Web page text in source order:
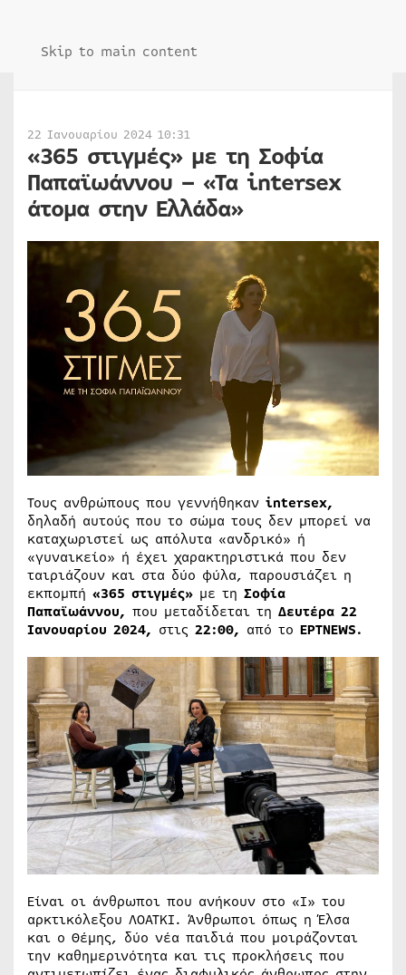
Skip to main content
22 Ιανουαρίου 2024 10:31
«365 στιγμές» με τη Σοφία
Παπαϊωάννου – «Τα intersex
άτομα στην Ελλάδα»
Τους ανθρώπους που γεννήθηκαν intersex,
δηλαδή αυτούς που το σώμα τους δεν μπορεί να
καταχωριστεί ως απόλυτα «ανδρικό» ή
«γυναικείο» ή έχει χαρακτηριστικά που δεν
ταιριάζουν και στα δύο φύλα, παρουσιάζει η
εκπομπή «365 στιγμές» με τη Σοφία
Παπαϊωάννου, που μεταδίδεται τη Δευτέρα 22
Ιανουαρίου 2024, στις 22:00, από το ΕΡΤNEWS.
Είναι οι άνθρωποι που ανήκουν στο «Ι» του
αρκτικόλεξου ΛΟΑΤΚΙ. Άνθρωποι όπως η Έλσα
και ο Θέμης, δύο νέα παιδιά που μοιράζονται
την καθημερινότητα και τις προκλήσεις που